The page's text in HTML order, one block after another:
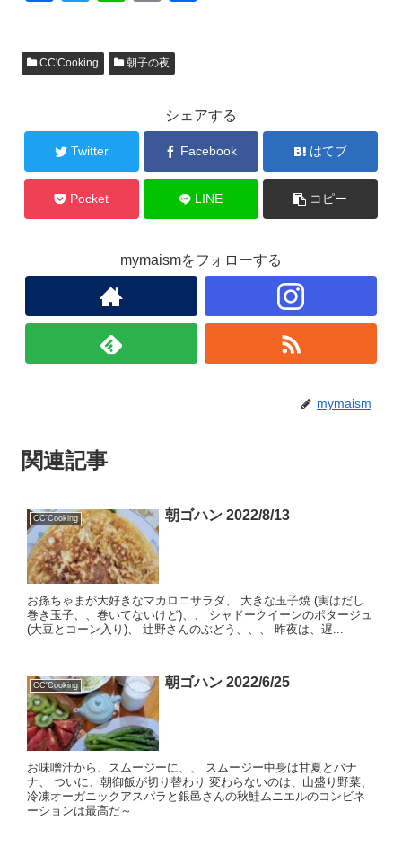
c
e
o
o
k
tt
er
e
ail
CC'Cooking 朝子の夜
シェアする
Twitter Facebook はてブ
Pocket LINE コピー
mymaismをフォローする
mymaism
関連記事
CC'Cooking 朝ゴハン 2022/8/13
お孫ちゃまが大好きなマカロニサラダ、 大きな玉子焼 (実はだし
巻き玉子、、巻いてないけど)、、 シャドークイーンのポタージュ
(大豆とコーン入り)、 辻野さんのぶどう、、、 昨夜は、遅...
CC'Cooking 朝ゴハン 2022/6/25
お味噌汁から、スムージーに、、 スムージー中身は甘夏とバナ
ナ、 ついに、朝御飯が切り替わり 変わらないのは、山盛り野菜、
冷凍オーガニックアスパラと銀邑さんの秋鮭ムニエルのコンビネ
ーションは最高だ～